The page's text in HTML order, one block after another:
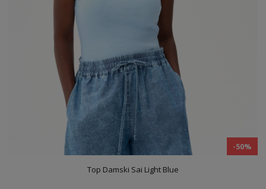
-50%
Top Damski Sai Light Blue